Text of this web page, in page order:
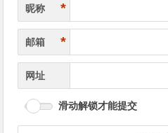
昵称 *
邮箱 *
网址
滑动解锁才能提交